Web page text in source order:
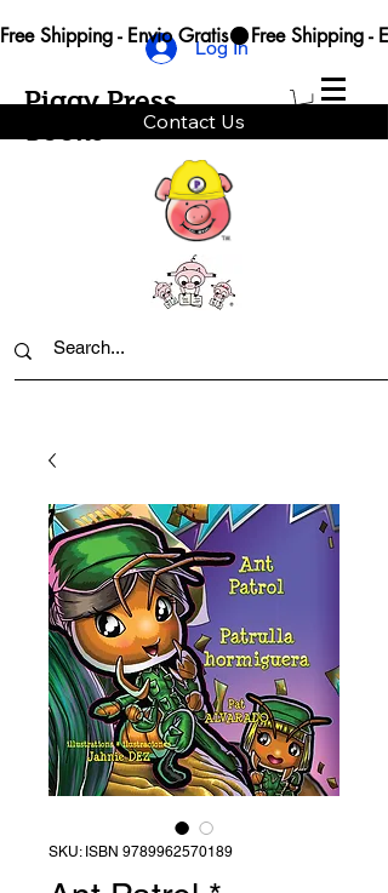
Piggy Press
Contact Us
Log In
Free Shipping - Envio Gratis
SKU: ISBN 9789962570189